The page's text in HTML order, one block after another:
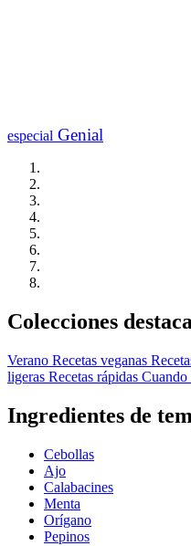
especial Genial
Colecciones
Verano Recetas veganas
ligeras Recetas rápidas Cuando
Ingredientes de
Cebollas
Ajo
Calabacines
Menta
Orígano
Pepinos